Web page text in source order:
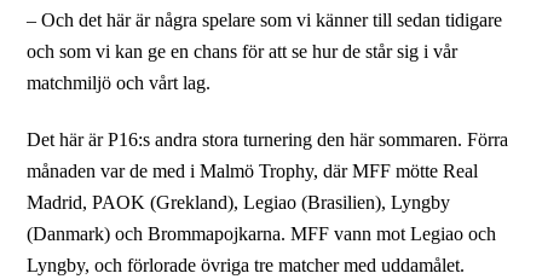
– Och det här är några spelare som vi känner till sedan tidigare
och som vi kan ge en chans för att se hur de står sig i vår
matchmiljö och vårt lag.
Det här är P16:s andra stora turnering den här sommaren. Förra
månaden var de med i Malmö Trophy, där MFF mötte Real
Madrid, PAOK (Grekland), Legiao (Brasilien), Lyngby
(Danmark) och Brommapojkarna. MFF vann mot Legiao och
Lyngby, och förlorade övriga tre matcher med uddamålet.